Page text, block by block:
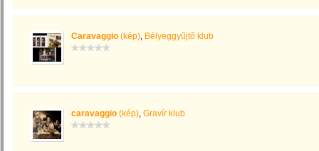
Caravaggio (kép), Bélyeggyűjtő klub
caravaggio (kép), Gravír klub